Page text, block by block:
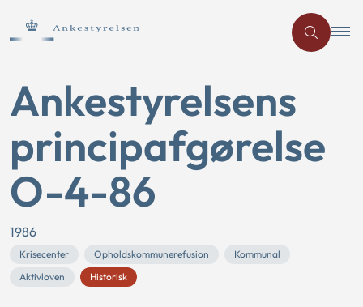
Ankestyrelsens
principafgørelse
O-4-86
1986
Krisecenter Opholdskommunerefusion
Kommunal
Aktivloven
Historisk